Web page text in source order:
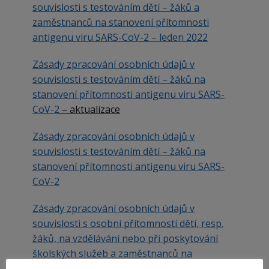
souvislosti s testováním dětí – žáků a
zaměstnanců na stanovení přítomnosti
antigenu viru SARS-CoV-2 – leden 2022
Zásady zpracování osobních údajů v
souvislosti s testováním dětí – žáků na
stanovení přítomnosti antigenu viru SARS-
CoV-2 – aktualizace
Zásady zpracování osobních údajů v
souvislosti s testováním dětí – žáků na
stanovení přítomnosti antigenu viru SARS-
CoV-2
Zásady zpracování osobních údajů v
souvislosti s osobní přítomností dětí, resp.
žáků, na vzdělávání nebo při poskytování
školských služeb a zaměstnanců na